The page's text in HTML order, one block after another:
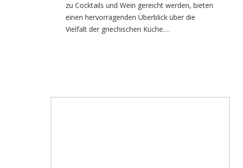
zu Cocktails und Wein gereicht werden, bieten
einen hervorragenden Überblick über die
Vielfalt der griechischen Küche.…